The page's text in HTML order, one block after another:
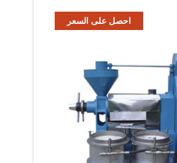
احصل على السعر